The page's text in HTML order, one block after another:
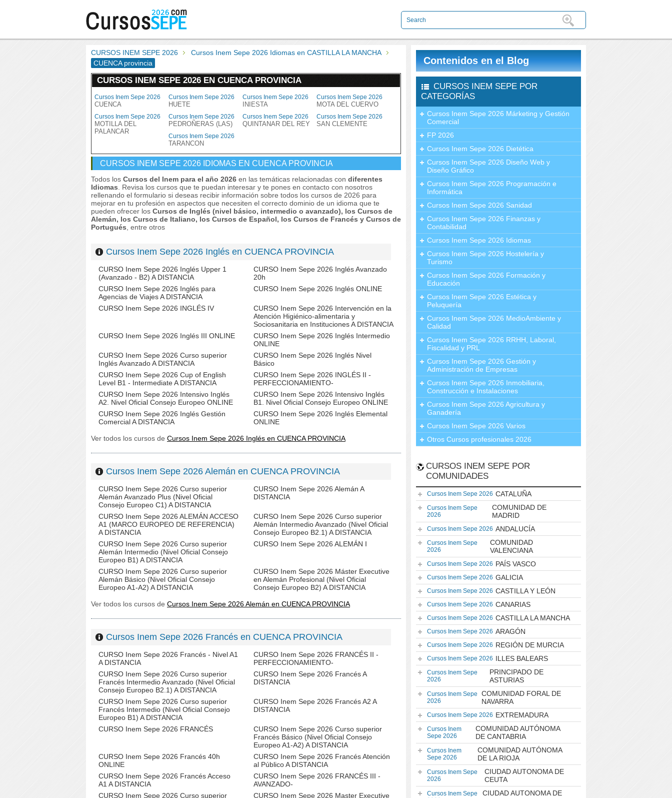
CURSOS INEM SEPE 2026
Cursos Inem Sepe 2026 Idiomas en CASTILLA LA MANCHA
CUENCA provincia
CURSOS INEM SEPE 2026 EN CUENCA PROVINCIA
Cursos Inem Sepe 2026
CUENCA
Cursos Inem Sepe 2026
HUETE
Cursos Inem Sepe 2026
INIESTA
Cursos Inem Sepe 2026
MOTA DEL CUERVO
Cursos Inem Sepe 2026
MOTILLA DEL
PALANCAR
Cursos Inem Sepe 2026
PEDROÑERAS (LAS)
Cursos Inem Sepe 2026
QUINTANAR DEL REY
Cursos Inem Sepe 2026
SAN CLEMENTE
Cursos Inem Sepe 2026
TARANCON
CURSOS INEM SEPE 2026 IDIOMAS EN CUENCA PROVINCIA
Todos los Cursos del Inem para el año 2026 en las temáticas relacionadas con diferentes
Idiomas . Revisa los cursos que te puedan interesar y te pones en contacto con nosotros
rellenando el formulario si deseas recibir información sobre todos los cursos de 2026 para
mejorar en tu profesión en aspectos que necesiten el correcto dominio de un idioma que te
pueden ofrecer los Cursos de Inglés (nivel básico, intermedio o avanzado), los Cursos de
Alemán, los Cursos de Italiano, los Cursos de Español, los Cursos de Francés y Cursos de
Portugués , entre otros
Cursos Inem Sepe 2026 Inglés en CUENCA PROVINCIA
CURSO Inem Sepe 2026 Inglés Upper 1
(Avanzado - B2) A DISTANCIA
CURSO Inem Sepe 2026 Inglés Avanzado
20h
CURSO Inem Sepe 2026 Inglés para
Agencias de Viajes A DISTANCIA
CURSO Inem Sepe 2026 Inglés ONLINE
CURSO Inem Sepe 2026 INGLÉS IV
CURSO Inem Sepe 2026 Intervención en la
Atención Higiénico-alimentaria y
Sociosanitaria en Instituciones A DISTANCIA
CURSO Inem Sepe 2026 Inglés III ONLINE
CURSO Inem Sepe 2026 Inglés Intermedio
ONLINE
CURSO Inem Sepe 2026 Curso superior
Inglés Avanzado A DISTANCIA
CURSO Inem Sepe 2026 Inglés Nivel
Básico
CURSO Inem Sepe 2026 Cup of English
Level B1 - Intermediate A DISTANCIA
CURSO Inem Sepe 2026 INGLÉS II -
PERFECCIONAMIENTO-
CURSO Inem Sepe 2026 Intensivo Inglés
A2. Nivel Oficial Consejo Europeo ONLINE
CURSO Inem Sepe 2026 Intensivo Inglés
B1. Nivel Oficial Consejo Europeo ONLINE
CURSO Inem Sepe 2026 Inglés Gestión
Comercial A DISTANCIA
CURSO Inem Sepe 2026 Inglés Elemental
ONLINE
Ver todos los cursos de Cursos Inem Sepe 2026 Inglés en CUENCA PROVINCIA
Cursos Inem Sepe 2026 Alemán en CUENCA PROVINCIA
CURSO Inem Sepe 2026 Curso superior
Alemán Avanzado Plus (Nivel Oficial
Consejo Europeo C1) A DISTANCIA
CURSO Inem Sepe 2026 Alemán A
DISTANCIA
CURSO Inem Sepe 2026 ALEMÁN ACCESO
A1 (MARCO EUROPEO DE REFERENCIA)
A DISTANCIA
CURSO Inem Sepe 2026 Curso superior
Alemán Intermedio Avanzado (Nivel Oficial
Consejo Europeo B2.1) A DISTANCIA
CURSO Inem Sepe 2026 Curso superior
Alemán Intermedio (Nivel Oficial Consejo
Europeo B1) A DISTANCIA
CURSO Inem Sepe 2026 ALEMÁN I
CURSO Inem Sepe 2026 Curso superior
Alemán Básico (Nivel Oficial Consejo
Europeo A1-A2) A DISTANCIA
CURSO Inem Sepe 2026 Máster Executive
en Alemán Profesional (Nivel Oficial
Consejo Europeo B2) A DISTANCIA
Ver todos los cursos de Cursos Inem Sepe 2026 Alemán en CUENCA PROVINCIA
Cursos Inem Sepe 2026 Francés en CUENCA PROVINCIA
CURSO Inem Sepe 2026 Francés - Nivel A1
A DISTANCIA
CURSO Inem Sepe 2026 FRANCÉS II -
PERFECCIONAMIENTO-
CURSO Inem Sepe 2026 Curso superior
Francés Intermedio Avanzado (Nivel Oficial
Consejo Europeo B2.1) A DISTANCIA
CURSO Inem Sepe 2026 Francés A
DISTANCIA
CURSO Inem Sepe 2026 Curso superior
Francés Intermedio (Nivel Oficial Consejo
Europeo B1) A DISTANCIA
CURSO Inem Sepe 2026 Francés A2 A
DISTANCIA
CURSO Inem Sepe 2026 FRANCÉS
CURSO Inem Sepe 2026 Curso superior
Francés Básico (Nivel Oficial Consejo
Europeo A1-A2) A DISTANCIA
CURSO Inem Sepe 2026 Francés 40h
ONLINE
CURSO Inem Sepe 2026 Francés Atención
al Público A DISTANCIA
CURSO Inem Sepe 2026 Francés Acceso
A1 A DISTANCIA
CURSO Inem Sepe 2026 FRANCÉS III -
AVANZADO-
CURSO Inem Sepe 2026 Curso superior
CURSO Inem Sepe 2026 Master Executive
Contenidos en el Blog
CURSOS INEM SEPE POR
CATEGORÍAS
Cursos Inem Sepe 2026 Márketing y Gestión
Comercial
FP 2026
Cursos Inem Sepe 2026 Dietética
Cursos Inem Sepe 2026 Diseño Web y
Diseño Gráfico
Cursos Inem Sepe 2026 Programación e
Informática
Cursos Inem Sepe 2026 Sanidad
Cursos Inem Sepe 2026 Finanzas y
Contabilidad
Cursos Inem Sepe 2026 Idiomas
Cursos Inem Sepe 2026 Hostelería y
Turismo
Cursos Inem Sepe 2026 Formación y
Educación
Cursos Inem Sepe 2026 Estética y
Peluquería
Cursos Inem Sepe 2026 MedioAmbiente y
Calidad
Cursos Inem Sepe 2026 RRHH, Laboral,
Fiscalidad y PRL
Cursos Inem Sepe 2026 Gestión y
Administración de Empresas
Cursos Inem Sepe 2026 Inmobiliaria,
Construcción e Instalaciones
Cursos Inem Sepe 2026 Agricultura y
Ganadería
Cursos Inem Sepe 2026 Varios
Otros Cursos profesionales 2026
CURSOS INEM SEPE POR
COMUNIDADES
Cursos Inem Sepe 2026 CATALUÑA
Cursos Inem Sepe
2026
COMUNIDAD DE
MADRID
Cursos Inem Sepe 2026 ANDALUCÍA
Cursos Inem Sepe
2026
COMUNIDAD
VALENCIANA
Cursos Inem Sepe 2026 PAÍS VASCO
Cursos Inem Sepe 2026 GALICIA
Cursos Inem Sepe 2026 CASTILLA Y LEÓN
Cursos Inem Sepe 2026 CANARIAS
Cursos Inem Sepe 2026 CASTILLA LA MANCHA
Cursos Inem Sepe 2026 ARAGÓN
Cursos Inem Sepe 2026 REGIÓN DE MURCIA
Cursos Inem Sepe 2026 ILLES BALEARS
Cursos Inem Sepe
2026
PRINCIPADO DE
ASTURIAS
Cursos Inem Sepe
2026
COMUNIDAD FORAL DE
NAVARRA
Cursos Inem Sepe 2026 EXTREMADURA
Cursos Inem
Sepe 2026
COMUNIDAD AUTÓNOMA
DE CANTABRIA
Cursos Inem
Sepe 2026
COMUNIDAD AUTÓNOMA
DE LA RIOJA
Cursos Inem Sepe
2026
CIUDAD AUTONOMA DE
CEUTA
Cursos Inem Sepe
CIUDAD AUTONOMA DE